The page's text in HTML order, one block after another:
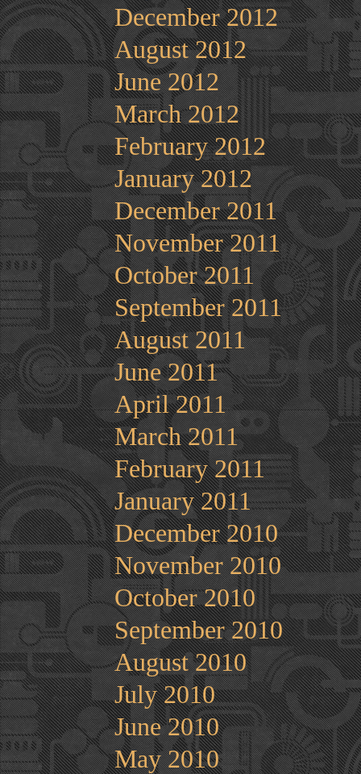
December 2012
August 2012
June 2012
March 2012
February 2012
January 2012
December 2011
November 2011
October 2011
September 2011
August 2011
June 2011
April 2011
March 2011
February 2011
January 2011
December 2010
November 2010
October 2010
September 2010
August 2010
July 2010
June 2010
May 2010